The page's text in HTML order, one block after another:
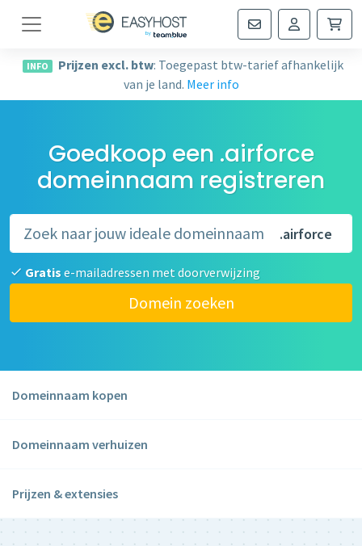
Navigatie
INFO Prijzen excl. btw: Toegepast btw-tarief afhankelijk
van je land. Meer info
Goedkoop een .airforce
domeinnaam registreren
.airforce
Gratise-mailadressen met doorverwijzing
Domein zoeken
Domeinnaam kopen
Domeinnaam verhuizen
Prijzen & extensies